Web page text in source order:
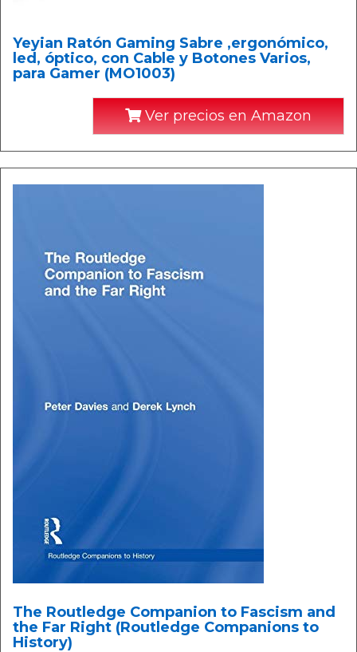
Yeyian Ratón Gaming Sabre ,ergonómico,
led, óptico, con Cable y Botones Varios,
para Gamer (MO1003)
Ver precios en Amazon
The Routledge Companion to Fascism and
the Far Right (Routledge Companions to
History)